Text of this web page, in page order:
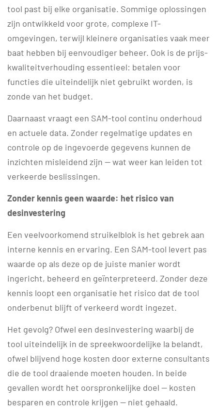
tool past bij elke organisatie. Sommige oplossingen
zijn ontwikkeld voor grote, complexe IT-
omgevingen, terwijl kleinere organisaties vaak meer
baat hebben bij eenvoudiger beheer. Ook is de prijs-
kwaliteitverhouding essentieel: betalen voor
functies die uiteindelijk niet gebruikt worden, is
zonde van het budget.
Daarnaast vraagt een SAM-tool continu onderhoud
en actuele data. Zonder regelmatige updates en
controle op de ingevoerde gegevens kunnen de
inzichten misleidend zijn — wat weer kan leiden tot
verkeerde beslissingen.
Zonder kennis geen waarde: het risico van
desinvestering
Een veelvoorkomend struikelblok is het gebrek aan
interne kennis en ervaring. Een SAM-tool levert pas
waarde op als deze op de juiste manier wordt
ingericht, beheerd en geïnterpreteerd. Zonder deze
kennis loopt een organisatie het risico dat de tool
onderbenut blijft of verkeerd wordt ingezet.
Het gevolg? Ofwel een desinvestering waarbij de
tool uiteindelijk in de spreekwoordelijke la belandt,
ofwel blijvend hoge kosten door externe consultants
die de tool draaiende moeten houden. In beide
gevallen wordt het oorspronkelijke doel — kosten
besparen en controle krijgen — niet gehaald.